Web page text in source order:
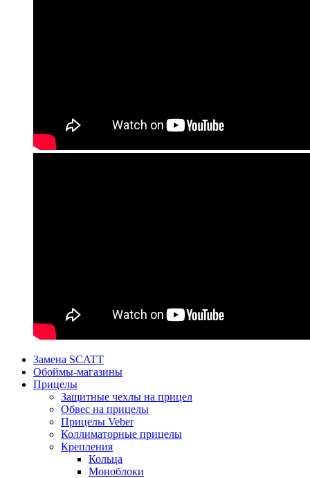
Замена SCATT
Обоймы-магазины
Прицелы
Защитные чехлы на прицел
Обвес на прицелы
Прицелы Veber
Коллиматорные прицелы
Крепления
Кольца
Моноблоки